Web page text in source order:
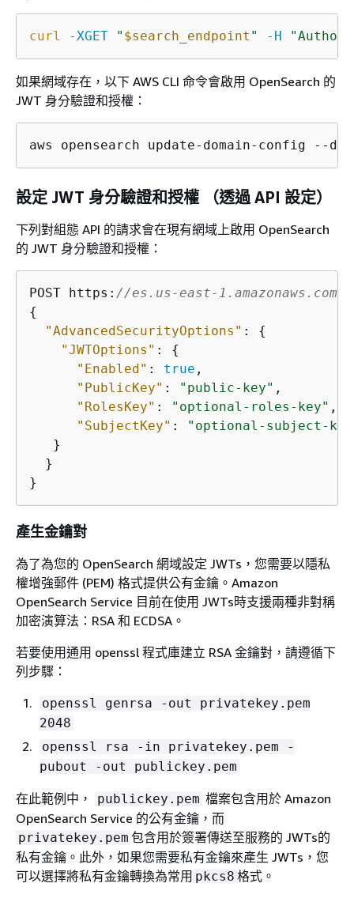
curl -XGET " $search_endpoint " -H
如果網域存在，以下 AWS CLI 命令會啟用 OpenSearch 的
JWT 身分驗證和授權：
aws opensearch update-domain-config --
設定 JWT 身分驗證和授權 （透過 API 設定）
下列對組態 API 的請求會在現有網域上啟用 OpenSearch
的 JWT 身分驗證和授權：
POST https: //es.us-east-1.amazonaws.com/
{
"AdvancedSecurityOptions" : {
"JWTOptions" : {
"Enabled" : true ,
"PublicKey" : "public-key" ,
"RolesKey" : "optional-roles-key" ,
"SubjectKey" :
"optional-subject-
   }
  }
}
產生金鑰對
為了為您的 OpenSearch 網域設定 JWTs，您需要以隱私
權增強郵件 (PEM) 格式提供公有金鑰。Amazon
OpenSearch Service 目前在使用 JWTs時支援兩種非對稱
加密演算法：RSA 和 ECDSA。
若要使用通用 openssl 程式庫建立 RSA 金鑰對，請遵循下
列步驟：
openssl genrsa -out privatekey.pem
2048
openssl rsa -in privatekey.pem -
pubout -out publickey.pem
在此範例中， publickey.pem 檔案包含用於 Amazon
OpenSearch Service 的公有金鑰，而
privatekey.pem 包含用於簽署傳送至服務的 JWTs的
私有金鑰。此外，如果您需要私有金鑰來產生 JWTs，您
可以選擇將私有金鑰轉換為常用 pkcs8 格式。